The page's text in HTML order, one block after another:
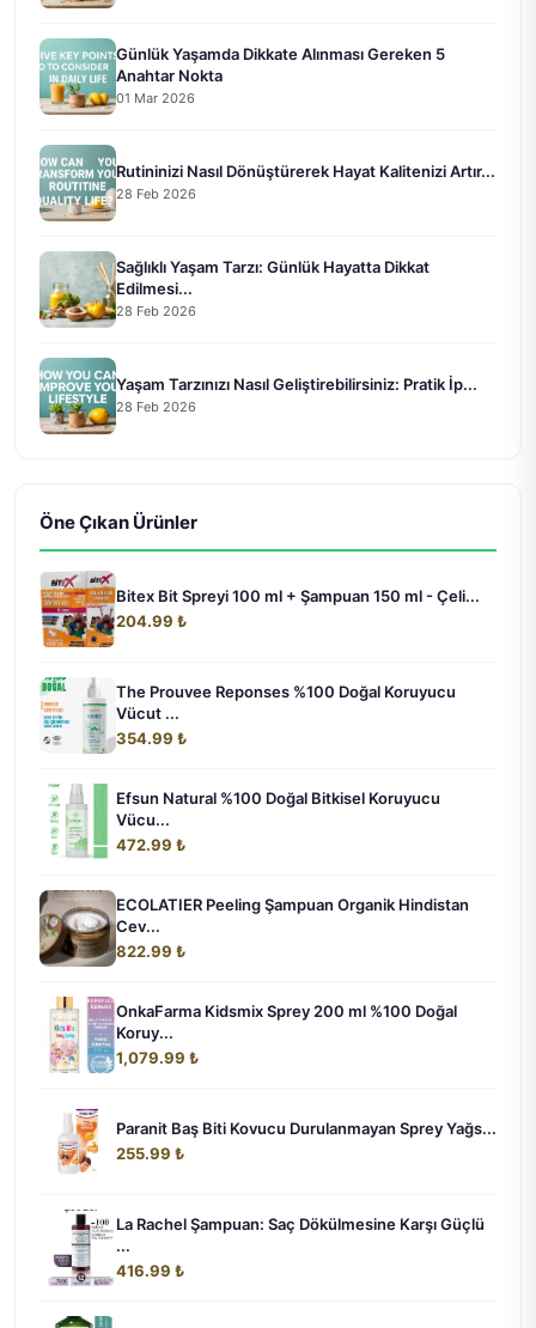
Günlük Yaşamda Dikkate Alınması Gereken 5
Anahtar Nokta
01 Mar 2026
Rutininizi Nasıl Dönüştürerek Hayat Kalitenizi Artır...
28 Feb 2026
Sağlıklı Yaşam Tarzı: Günlük Hayatta Dikkat
Edilmesi...
28 Feb 2026
Yaşam Tarzınızı Nasıl Geliştirebilirsiniz: Pratik İp...
28 Feb 2026
Öne Çıkan Ürünler
Bitex Bit Spreyi 100 ml + Şampuan 150 ml - Çeli...
204.99 ₺
The Prouvee Reponses %100 Doğal Koruyucu
Vücut ...
354.99 ₺
Efsun Natural %100 Doğal Bitkisel Koruyucu
Vücu...
472.99 ₺
ECOLATIER Peeling Şampuan Organik Hindistan
Cev...
822.99 ₺
OnkaFarma Kidsmix Sprey 200 ml %100 Doğal
Koruy...
1,079.99 ₺
Paranit Baş Biti Kovucu Durulanmayan Sprey Yağs...
255.99 ₺
La Rachel Şampuan: Saç Dökülmesine Karşı Güçlü
...
416.99 ₺